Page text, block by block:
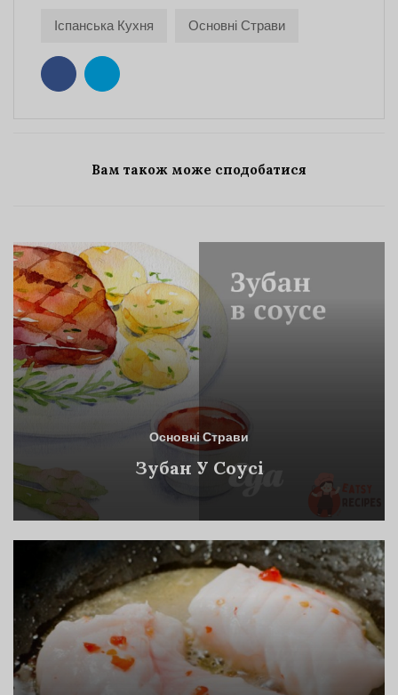
Іспанська Кухня Основні Страви
Вам також може сподобатися
Основні Страви
Зубан У Соусі